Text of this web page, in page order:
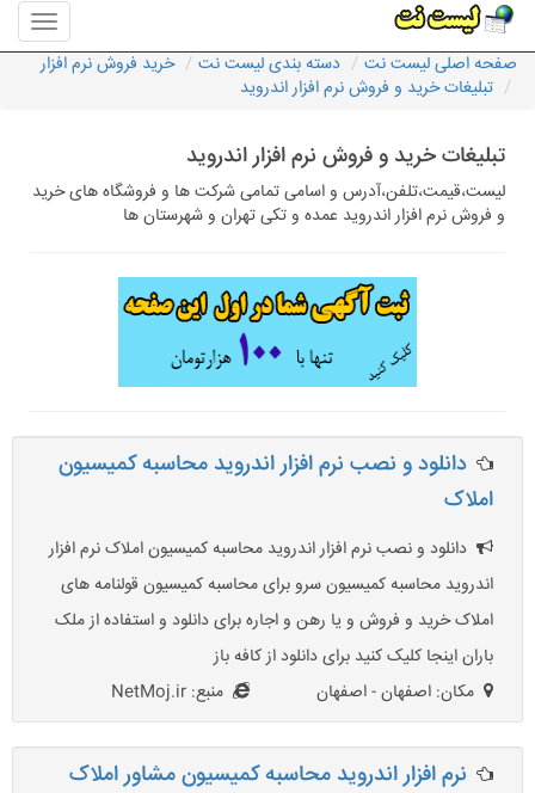
منوی
سایت
لیست
صفحه اصلی لیست نت دسته بندی لیست نت
خرید فروش نرم افزار
تبلیغات خرید و فروش نرم افزار اندروید
تبلیغات خرید و فروش نرم افزار اندروید
لیست،قیمت،تلفن،آدرس و اسامی تمامی شرکت ها و فروشگاه های خرید
و فروش نرم افزار اندروید عمده و تکی تهران و شهرستان ها
دانلود و نصب نرم افزار اندروید محاسبه کمیسیون
املاک
دانلود و نصب نرم افزار اندروید محاسبه کمیسیون املاک نرم افزار
اندروید محاسبه کمیسیون سرو برای محاسبه کمیسیون قولنامه های
املاک خرید و فروش و یا رهن و اجاره برای دانلود و استفاده از ملک
باران اینجا کلیک کنید برای دانلود از کافه باز
مکان: اصفهان - اصفهان
منبع: NetMoj.ir
نرم افزار اندروید محاسبه کمیسیون مشاور املاک